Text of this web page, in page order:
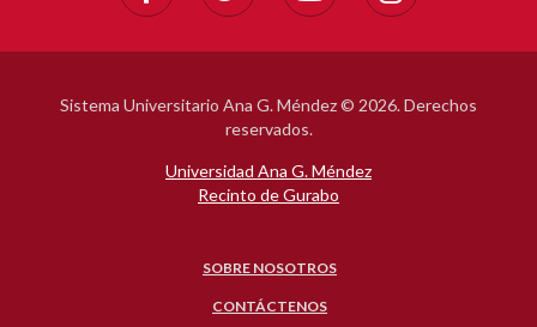
Sistema Universitario Ana G. Méndez © 2026. Derechos
reservados.
Universidad Ana G. Méndez
Recinto de Gurabo
SOBRE NOSOTROS
CONTÁCTENOS